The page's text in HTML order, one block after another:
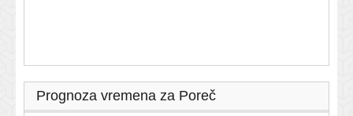
Prognoza vremena za Poreč